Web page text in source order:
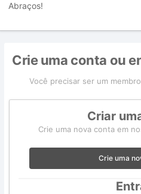
Abraços!
Crie uma conta ou
Você precisar ser um
Criar
Crie uma nova conta em
Crie uma